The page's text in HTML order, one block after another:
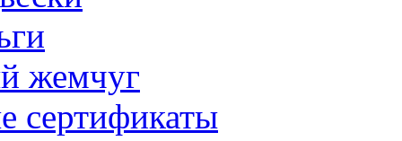
жемчуг
сертификаты